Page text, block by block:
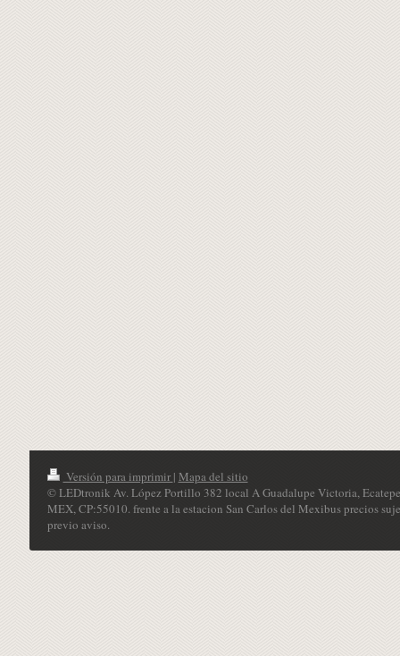
Versión para imprimir | Mapa del sitio
© LEDtronik Av. López Portillo 382 local A Guadalupe Victoria,
MEX, CP:55010. frente a la estacion San Carlos del Mexibus precios
previo aviso.